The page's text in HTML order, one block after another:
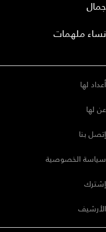
ملهمات
لها
لها
بنا
الخصوصية